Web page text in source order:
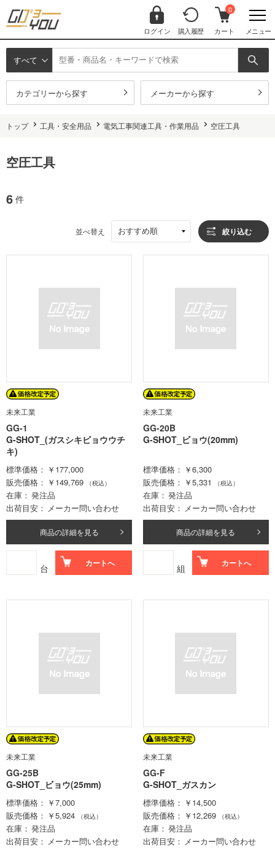
ログイン 購入履歴
0
カート メニュー
すべて
カテゴリーから探す メーカーから探す
トップ 工具・安全用品 電気工事関連工具・作業用品 空圧工具
空圧工具
6 件
並べ替え おすすめ順 絞り込む
未来工業
GG-1
G-SHOT_(ガスシキビョウウチ
キ)
標準価格
￥177,000
販売価格
￥149,769 （税込）
在庫
発注品
出荷目安
メーカー問い合わせ
商品の詳細を見る
台 カートへ
未来工業
GG-20B
G-SHOT_ビョウ(20mm)
標準価格
￥6,300
販売価格
￥5,331 （税込）
在庫
発注品
出荷目安
メーカー問い合わせ
商品の詳細を見る
組 カートへ
未来工業
GG-25B
G-SHOT_ビョウ(25mm)
標準価格
￥7,000
販売価格
￥5,924 （税込）
在庫
発注品
出荷目安
メーカー問い合わせ
未来工業
GG-F
G-SHOT_ガスカン
標準価格
￥14,500
販売価格
￥12,269 （税込）
在庫
発注品
出荷目安
メーカー問い合わせ